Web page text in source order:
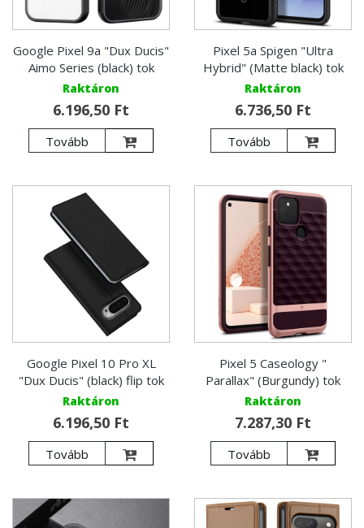
Google Pixel 9a "Dux Ducis"
Aimo Series (black) tok
Raktáron
6.196,50 Ft
Tovább
Pixel 5a Spigen "Ultra
Hybrid" (Matte black) tok
Raktáron
6.736,50 Ft
Tovább
Google Pixel 10 Pro XL
"Dux Ducis" (black) flip tok
Raktáron
6.196,50 Ft
Tovább
Pixel 5 Caseology "
Parallax" (Burgundy) tok
Raktáron
7.287,30 Ft
Tovább